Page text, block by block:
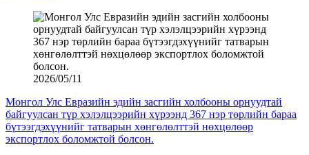
2026/05/11
Монгол Улс Евразийн эдийн засгийн холбооны орнуудтай
байгуулсан түр хэлэлцээрийн хүрээнд 367 нэр төрлийн бараа
бүтээгдэхүүнийг татварын хөнгөлөлттэй нөхцөлөөр
экспортлох боломжтой болсон.